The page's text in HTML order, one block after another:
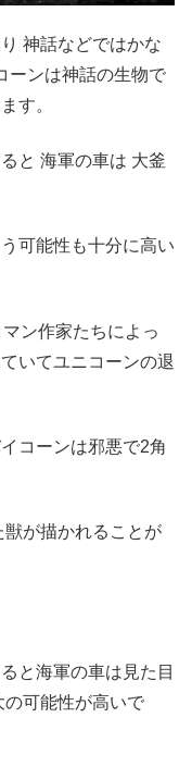
神話などではかな
ーンは神話の生物で
す。
と 海軍の車は 大釜
可能性も十分に高い
ン作家たちによっ
いてユニコーンの退
コーンは邪悪で2角
が描かれることが
と海軍の車は見た目
可能性が高いで